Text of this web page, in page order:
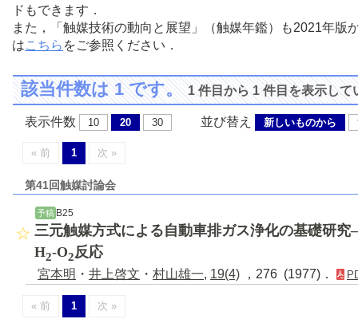
ドもできます．
また，「触媒技術の動向と展望」（触媒年鑑）も2021年
はこちら をご参照ください．
該当件数は 1 です。1 件目から 1 件目を表示して
表示件数 10 20 30 並び替え 新しいものから
« 前 1 次 »
第41回触媒討論会
予稿 B25
三元触媒方式による自動車排ガス浄化の基礎研
H2-O2反応
宮本明 ・ 井上啓文 ・ 村山雄一, 19(4) ，276 (1977)．
« 前 1 次 »